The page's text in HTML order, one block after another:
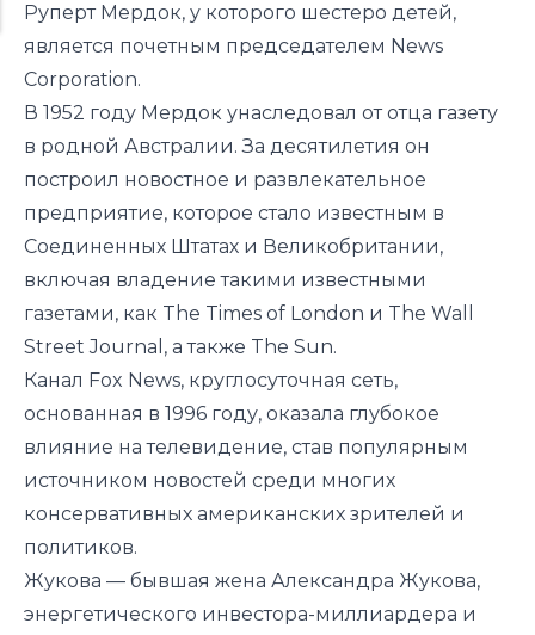
Руперт Мердок, у которого шестеро детей,
является почетным председателем News
Corporation.
В 1952 году Мердок унаследовал от отца газету
в родной Австралии. За десятилетия он
построил новостное и развлекательное
предприятие, которое стало известным в
Соединенных Штатах и ​​Великобритании,
включая владение такими известными
газетами, как The Times of London и The Wall
Street Journal, а также The Sun.
Канал Fox News, круглосуточная сеть,
основанная в 1996 году, оказала глубокое
влияние на телевидение, став популярным
источником новостей среди многих
консервативных американских зрителей и
политиков.
Жукова — бывшая жена Александра Жукова,
энергетического инвестора-миллиардера и